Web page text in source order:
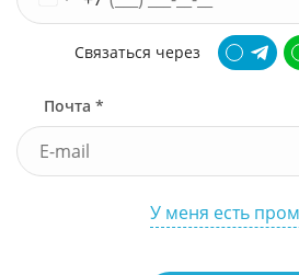
Связаться через
Почта *
У меня есть